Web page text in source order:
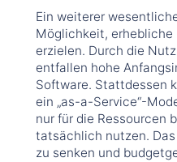
Ein weiterer
Möglichkeit, erhebliche
erzielen. Durch die
entfallen hohe
Software. Stattdessen
ein „as-a-Service“-
nur für die Ressourcen
tatsächlich nutzen.
zu senken und